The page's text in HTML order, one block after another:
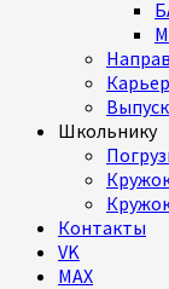
Школьнику
Контакты
VK
MAX